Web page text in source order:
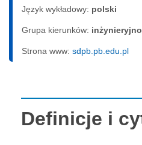
Język wykładowy: polski
Grupa kierunków:
Strona www: sdpb.pb.edu.pl
Definicje i